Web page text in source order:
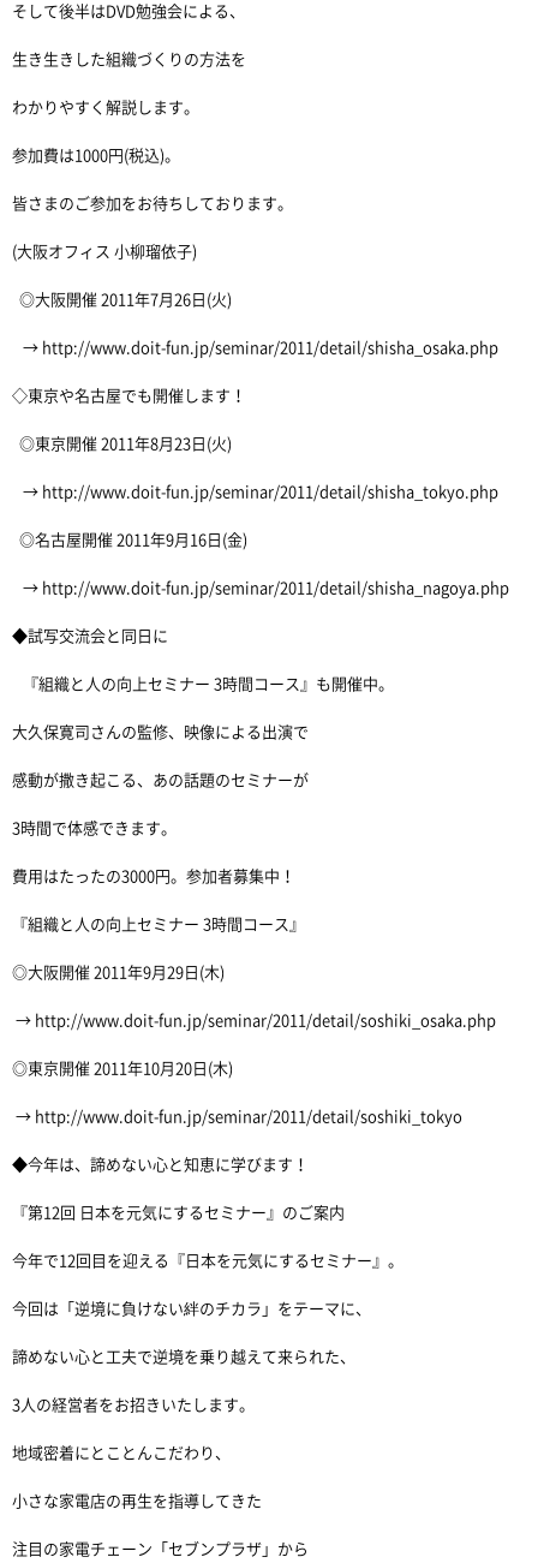
そして後半はDVD勉強会による、
生き生きした組織づくりの方法を
わかりやすく解説します。
参加費は1000円(税込)。
皆さまのご参加をお待ちしております。
(大阪オフィス 小柳瑠依子)
◎大阪開催 2011年7月26日(火)
→ http://www.doit-fun.jp/seminar/2011/detail/shisha_osaka.php
◇東京や名古屋でも開催します！
◎東京開催 2011年8月23日(火)
→ http://www.doit-fun.jp/seminar/2011/detail/shisha_tokyo.php
◎名古屋開催 2011年9月16日(金)
→ http://www.doit-fun.jp/seminar/2011/detail/shisha_nagoya.php
◆試写交流会と同日に
『組織と人の向上セミナー 3時間コース』も開催中。
大久保寛司さんの監修、映像による出演で
感動が撒き起こる、あの話題のセミナーが
3時間で体感できます。
費用はたったの3000円。参加者募集中！
『組織と人の向上セミナー 3時間コース』
◎大阪開催 2011年9月29日(木)
→ http://www.doit-fun.jp/seminar/2011/detail/soshiki_osaka.php
◎東京開催 2011年10月20日(木)
→ http://www.doit-fun.jp/seminar/2011/detail/soshiki_tokyo
◆今年は、諦めない心と知恵に学びます！
『第12回 日本を元気にするセミナー』のご案内
今年で12回目を迎える『日本を元気にするセミナー』。
今回は「逆境に負けない絆のチカラ」をテーマに、
諦めない心と工夫で逆境を乗り越えて来られた、
3人の経営者をお招きいたします。
地域密着にとことんこだわり、
小さな家電店の再生を指導してきた
注目の家電チェーン「セブンプラザ」から